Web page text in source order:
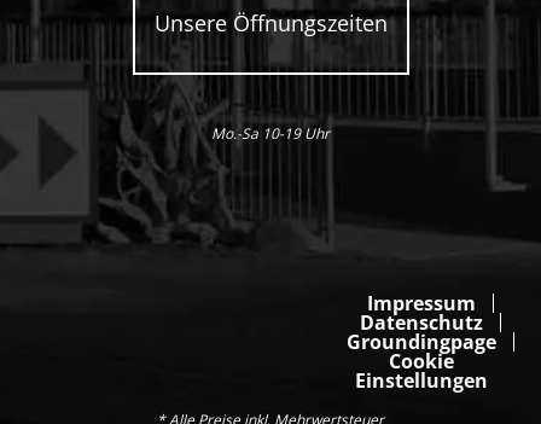
Unsere Öffnungszeiten
Mo.-Sa 10-19 Uhr
Impressum
Datenschutz
Groundingpage
Cookie
Einstellungen
* Alle Preise inkl. Mehrwertsteuer